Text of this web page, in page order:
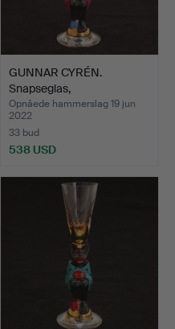
GUNNAR CYRÉN.
Snapseglas,
"Nobelservisen",…
Opnåede hammerslag 19 jun
2022
33 bud
538 USD